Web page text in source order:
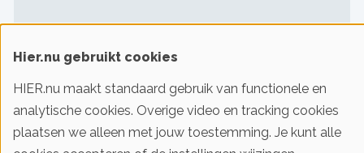
Footer
sitelinks
Gebruiksvoorwaarden & privacy
© 2016-2026 Klimaatstichting HIER
Hier.nu gebruikt cookies
HIER.nu maakt standaard gebruik van functionele en
analytische cookies. Overige video en tracking cookies
plaatsen we alleen met jouw toestemming. Je kunt alle